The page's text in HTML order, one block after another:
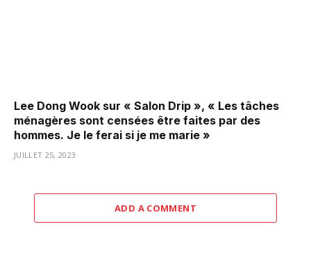
Lee Dong Wook sur « Salon Drip », « Les tâches
ménagères sont censées être faites par des
hommes. Je le ferai si je me marie »
JUILLET 25, 2023
ADD A COMMENT